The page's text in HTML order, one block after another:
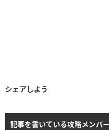
シェアしよう
記事を書いている攻略メンバー